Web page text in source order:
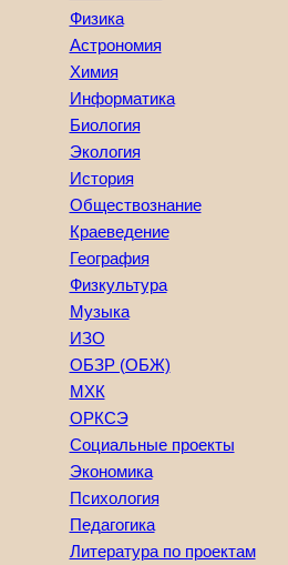
Физика
Астрономия
Химия
Информатика
Биология
Экология
История
Обществознание
Краеведение
География
Физкультура
Музыка
ИЗО
ОБЗР (ОБЖ)
МХК
ОРКСЭ
Социальные проекты
Экономика
Психология
Педагогика
Литература по проектам